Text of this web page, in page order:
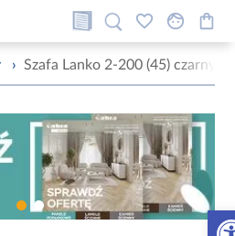
› Szafa Lanko 2-200 (45) czarny/